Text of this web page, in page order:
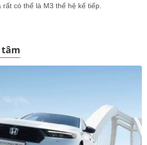
có thể là M3 thế hệ kế tiếp.
tâm